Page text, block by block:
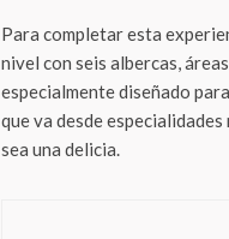
Para completar esta
nivel con seis albercas,
especialmente diseñado
que va desde
sea una delicia.